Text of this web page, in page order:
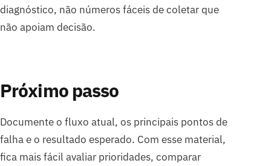
diagnóstico, não números fáceis de coletar que
não apoiam decisão.
Próximo passo
Documente o fluxo atual, os principais pontos de
falha e o resultado esperado. Com esse material,
fica mais fácil avaliar prioridades, comparar